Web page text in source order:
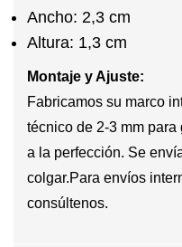
Ancho: 2,3 cm
Altura: 1,3 cm
Montaje y Ajuste:
Fabricamos su marco
técnico de 2-3 mm
a la perfección. Se
colgar.Para envíos
consúltenos.